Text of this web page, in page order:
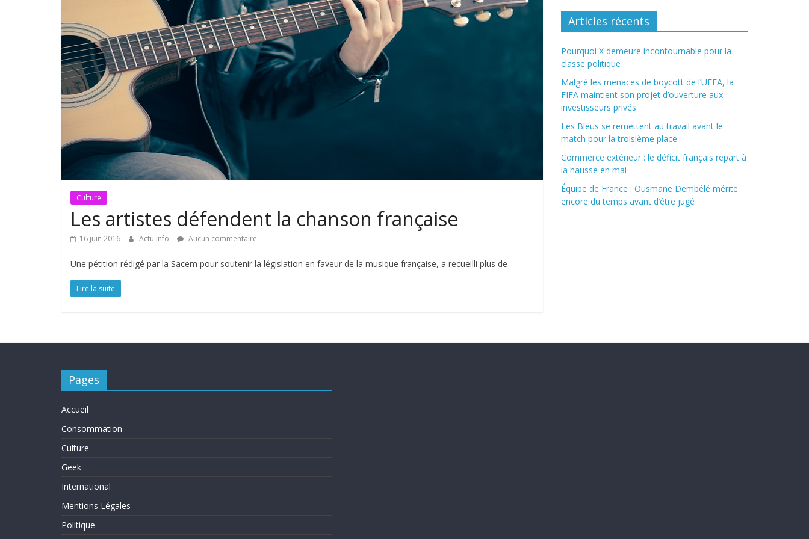
Culture
Les artistes défendent la chanson française
16 juin 2016 Actu Info Aucun commentaire
Une pétition rédigé par la Sacem pour soutenir la législation en faveur de la musique française, a recueilli plus de
Lire la suite
Articles récents
Pourquoi X demeure incontournable pour la
classe politique
Malgré les menaces de boycott de l’UEFA, la
FIFA maintient son projet d’ouverture aux
investisseurs privés
Les Bleus se remettent au travail avant le
match pour la troisième place
Commerce extérieur : le déficit français repart à
la hausse en mai
Équipe de France : Ousmane Dembélé mérite
encore du temps avant d’être jugé
Pages
Accueil
Consommation
Culture
Geek
International
Mentions Légales
Politique